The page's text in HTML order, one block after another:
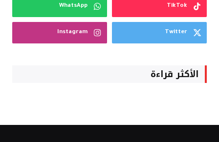
TikTok
WhatsApp
Twitter
Instagram
الأكثر قراءة